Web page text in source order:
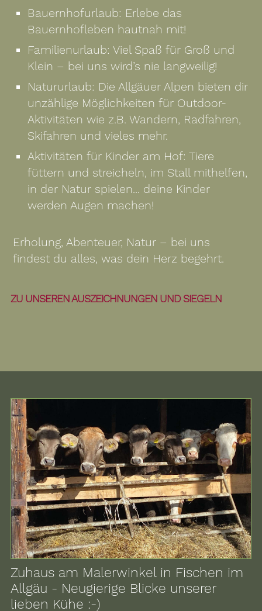
Bauernhofurlaub: Erlebe das
Bauernhofleben hautnah mit!
Familienurlaub: Viel Spaß für Groß und
Klein – bei uns wird’s nie langweilig!
Natururlaub: Die Allgäuer Alpen bieten dir
unzählige Möglichkeiten für Outdoor-
Aktivitäten wie z.B. Wandern, Radfahren,
Skifahren und vieles mehr.
Aktivitäten für Kinder am Hof: Tiere
füttern und streicheln, im Stall mithelfen,
in der Natur spielen... deine Kinder
werden Augen machen!
Erholung, Abenteuer, Natur – bei uns
findest du alles, was dein Herz begehrt.
ZU UNSEREN AUSZEICHNUNGEN UND SIEGELN
Zuhaus am Malerwinkel in Fischen im
Allgäu - Neugierige Blicke unserer
lieben Kühe :-)